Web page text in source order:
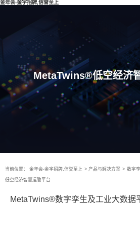
金年会-金字招牌,信誉至上
MetaTwins®低空经济
当前位置： 金年会-金字招牌,信誉至上 > 产品与解决方案 > 数字
低空经济智慧运管平台
MetaTwins®数字孪生及工业大数据